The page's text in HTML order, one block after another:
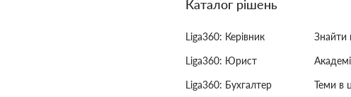
Каталог рішень
Liga360: Керівник
Liga360: Юрист
Liga360: Бухгалтер
Знайти
Теми в